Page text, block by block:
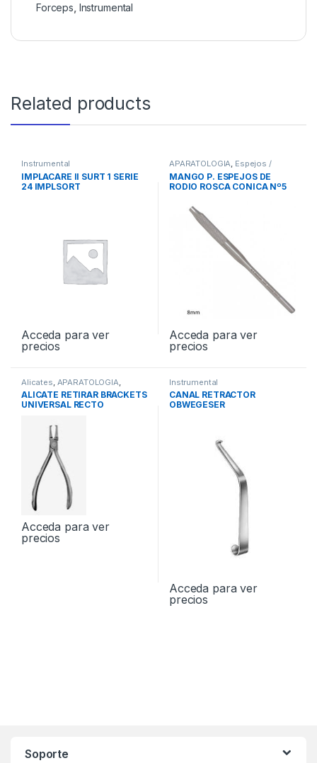
Forceps Instrumental
Related products
Instrumental
IMPLACARE II SURT 1 SERIE
24 IMPLSORT
Acceda para ver
precios
APARATOLOGIA Espejos /
Instrumental
MANGO P. ESPEJOS DE
RODIO ROSCA CONICA Nº5
Acceda para ver
precios
Alicates APARATOLOGIA
Instrumental
ALICATE RETIRAR BRACKETS
UNIVERSAL RECTO
Acceda para ver
precios
Instrumental
CANAL RETRACTOR
OBWEGESER
Acceda para ver
precios
Soporte